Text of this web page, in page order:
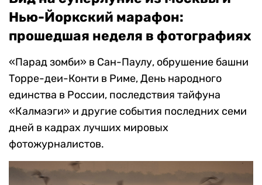
Нью-Йоркский марафон:
прошедшая неделя в фотографиях
«Парад зомби» в Сан-Паулу, обрушение башни
Торре-деи-Конти в Риме, День народного
единства в России, последствия тайфуна
«Калмаэги» и другие события последних семи
дней в кадрах лучших мировых
фотожурналистов.